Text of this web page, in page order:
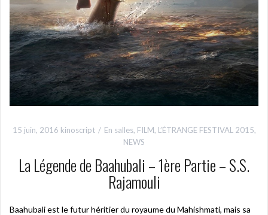
15 juin, 2016 kinoscript En salles, FILM, L’ÉTRANGE FESTIVAL 2015,
NEWS
La Légende de Baahubali – 1ère Partie – S.S.
Rajamouli
Baahubali est le futur héritier du royaume du Mahishmati, mais sa